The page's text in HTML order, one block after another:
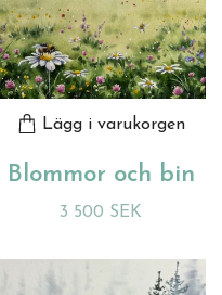
Lägg i varukorgen
Blommor och bin
3 500 SEK